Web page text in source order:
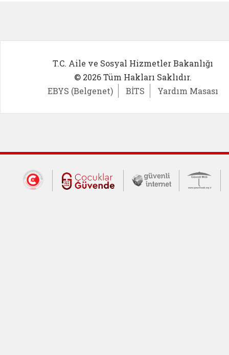
T.C. Aile ve Sosyal Hizmetler Bakanlığı
© 2026 Tüm Hakları Saklıdır.
EBYS (Belgenet)
BİTS Yardım Masası
Dış Bağlantılar
Cumhurbaşkanlığı İletişim Merkezi
Çocuklar Güvende (yeni
Güvenli